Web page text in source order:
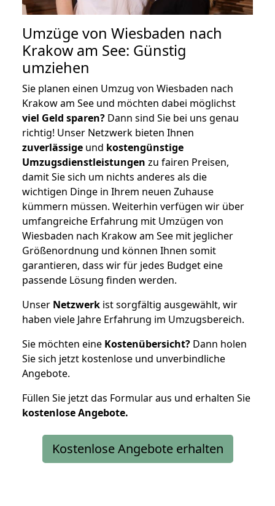
Umzüge von Wiesbaden nach
Krakow am See: Günstig
umziehen
Sie planen einen Umzug von Wiesbaden nach
Krakow am See und möchten dabei möglichst
viel Geld sparen? Dann sind Sie bei uns genau
richtig! Unser Netzwerk bieten Ihnen
zuverlässige und kostengünstige
Umzugsdienstleistungen zu fairen Preisen,
damit Sie sich um nichts anderes als die
wichtigen Dinge in Ihrem neuen Zuhause
kümmern müssen. Weiterhin verfügen wir über
umfangreiche Erfahrung mit Umzügen von
Wiesbaden nach Krakow am See mit jeglicher
Größenordnung und können Ihnen somit
garantieren, dass wir für jedes Budget eine
passende Lösung finden werden.
Unser Netzwerk ist sorgfältig ausgewählt, wir
haben viele Jahre Erfahrung im Umzugsbereich.
Sie möchten eine Kostenübersicht? Dann holen
Sie sich jetzt kostenlose und unverbindliche
Angebote.
Füllen Sie jetzt das Formular aus und erhalten Sie
kostenloseAngebote.
Kostenlose Angebote erhalten